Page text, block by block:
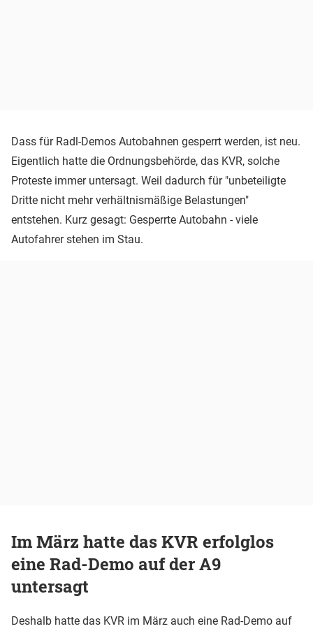
Dass für Radl-Demos Autobahnen gesperrt werden, ist neu.
Eigentlich hatte die Ordnungsbehörde, das KVR, solche
Proteste immer untersagt. Weil dadurch für "unbeteiligte
Dritte nicht mehr verhältnismäßige Belastungen"
entstehen. Kurz gesagt: Gesperrte Autobahn - viele
Autofahrer stehen im Stau.
Im März hatte das KVR erfolglos
eine Rad-Demo auf der A9
untersagt
Deshalb hatte das KVR im März auch eine Rad-Demo auf